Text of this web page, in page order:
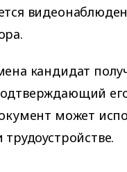
кандидат
может